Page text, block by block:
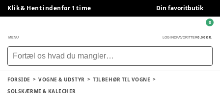
Klik & Hent indenfor 1 time Din favoritbutik
MENU LOG INDFAVORITTER0,00 KR.
0
FORSIDE VOGNE & UDSTYR
TILBEHØR TIL VOGNE
SOLSKÆRME & KALECHER